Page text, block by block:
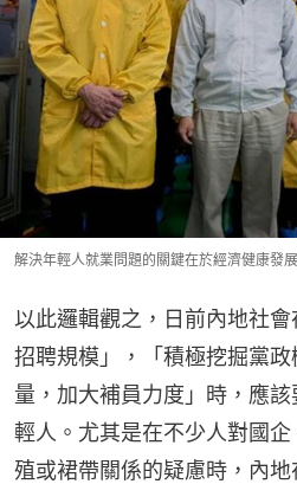
解決年輕人就業問題的關鍵在於經濟健康發
以此邏輯觀之，日前內地社
招聘規模」，「積極挖掘黨
量，加大補員力度」時，應
輕人。尤其是在不少人對國
殖或裙帶關係的疑慮時，內